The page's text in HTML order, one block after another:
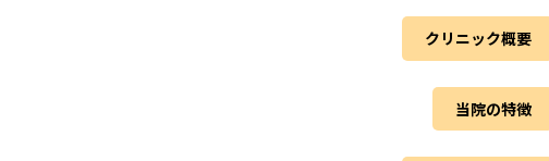
クリニック概要
当院の特徴